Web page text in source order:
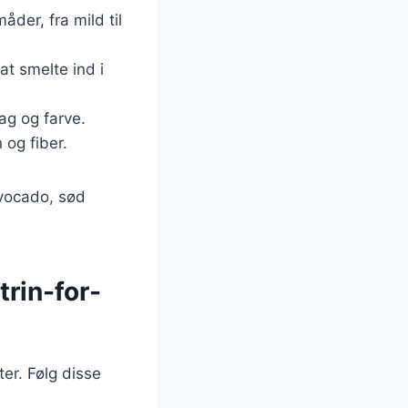
fra mild til
smelte ind i
og farve.
og fiber.
sød
trin-for-
Følg disse